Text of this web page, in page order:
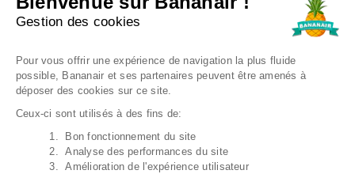
Gestion des cookies
Plateforme de Gestion du
Pour vous offrir une expérience de navigation la plus fluide
possible, Bananair et ses partenaires peuvent être amenés à
déposer des cookies sur ce site.
Ceux-ci sont utilisés à des fins de:
1. Bon fonctionnement du site
2. Analyse des performances du site
3. Amélioration de l'expérience utilisateur
Axeptio consent